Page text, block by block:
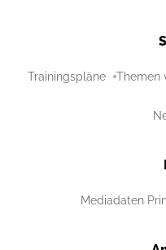
Trainingspläne Themen
Mediadaten